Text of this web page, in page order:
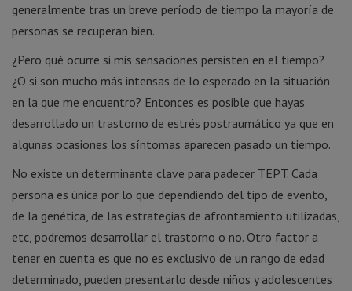
generalmente tras un breve período de tiempo la mayoría de
personas se recuperan bien.
¿Pero qué ocurre si mis sensaciones persisten en el tiempo?
¿O si son mucho más intensas de lo esperado en la situación
en la que me encuentro? Entonces es posible que hayas
desarrollado un trastorno de estrés postraumático ya que en
algunas ocasiones los síntomas aparecen pasado un tiempo.
No existe un determinante clave para padecer TEPT. Cada
persona es única por lo que dependiendo del tipo de evento,
de la genética, de las estrategias de afrontamiento utilizadas,
etc, podremos desarrollar el trastorno o no. Otro factor a
tener en cuenta es que no es exclusivo de un rango de edad
determinado, pueden presentarlo desde niños y adolescentes